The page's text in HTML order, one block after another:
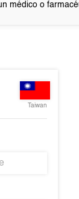
médico o
Taiwan